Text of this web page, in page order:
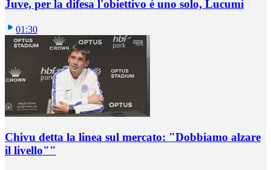
Juve, per la difesa l'obiettivo è uno solo, Lucumì
01:30
Chivu detta la linea sul mercato: "Dobbiamo alzare
il livello""